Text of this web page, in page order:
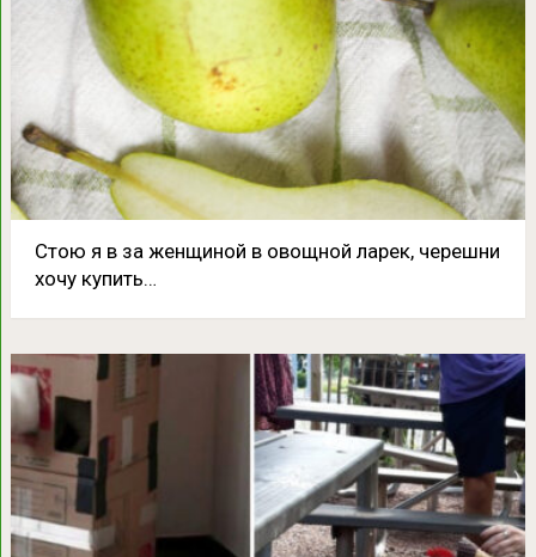
Стою я в за женщиной в овощной ларек, черешни
хочу купить…